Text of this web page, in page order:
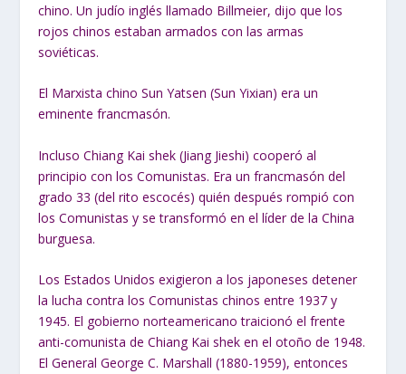
chino. Un judío inglés llamado Billmeier, dijo que los
rojos chinos estaban armados con las armas
soviéticas.
El Marxista chino Sun Yatsen (Sun Yixian) era un
eminente francmasón.
Incluso Chiang Kai shek (Jiang Jieshi) cooperó al
principio con los Comunistas. Era un francmasón del
grado 33 (del rito escocés) quién después rompió con
los Comunistas y se transformó en el líder de la China
burguesa.
Los Estados Unidos exigieron a los japoneses detener
la lucha contra los Comunistas chinos entre 1937 y
1945. El gobierno norteamericano traicionó el frente
anti-comunista de Chiang Kai shek en el otoño de 1948.
El General George C. Marshall (1880-1959), entonces